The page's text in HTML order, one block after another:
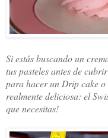
Si estás buscando un
tus pasteles antes de
para hacer un Drip cake o
realmente deliciosa: el
que necesitas!